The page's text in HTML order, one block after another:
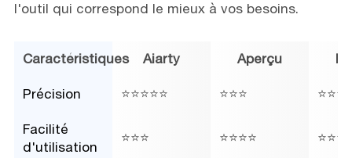
l'outil qui correspond le mieux à vos besoins.
Caractéristiques Aiarty Aperçu
Précision ⭐⭐⭐⭐⭐ ⭐⭐⭐
Facilité
d'utilisation
⭐⭐⭐ ⭐⭐⭐⭐ ⭐⭐⭐